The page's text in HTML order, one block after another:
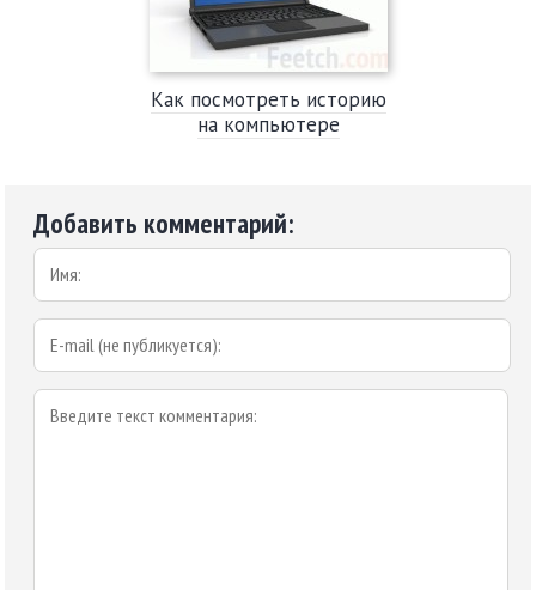
Как посмотреть историю
на компьютере
Добавить комментарий: